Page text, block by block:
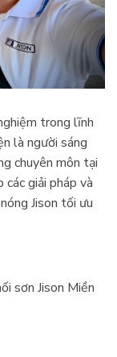
trong lĩnh
là người sáng
chuyên môn tại
các giải pháp và
Jison tối ưu
sơn Jison Miền